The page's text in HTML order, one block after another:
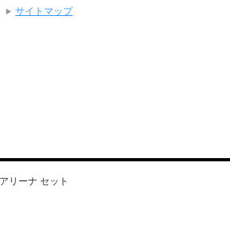
リーナ セット
サイトマップ